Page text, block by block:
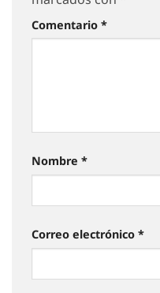
Comentario *
Nombre *
Correo electrónico *